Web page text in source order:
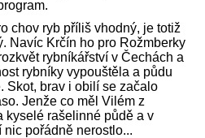
chov ryb příliš vhodný, je totiž
Navíc Krčín ho pro Rožmberky
rybníkářství v Čechách a
rybníky vypouštěla a půdu
Skot, brav i obilí se začalo
Jenže co měl Vilém z
kyselé rašelinné půdě a v
pořádně nerostlo...